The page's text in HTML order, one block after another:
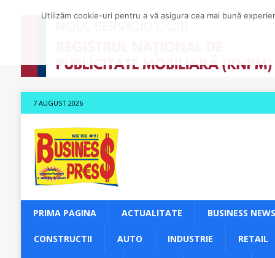
7 AUGUST 2026
PRIMA PAGINA ACTUALITATE BUSINESS NEWS
CONSTRUCTII AUTO INDUSTRIE RETAIL
Utilizăm cookie-uri pentru a vă asigura cea mai bună